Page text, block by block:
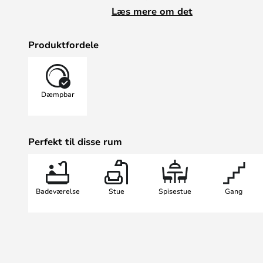
du med din normale stikkontakt
Læs mere om det
Produktfordele
Dæmpbar
Perfekt til disse rum
Badeværelse Stue Spisestue Gang